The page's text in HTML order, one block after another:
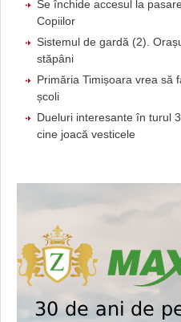
Se închide accesul la
Copiilor
Sistemul de gardă (2).
stăpâni
Primăria Timișoara vrea să
școli
Dueluri interesante în turul
cine joacă vesticele